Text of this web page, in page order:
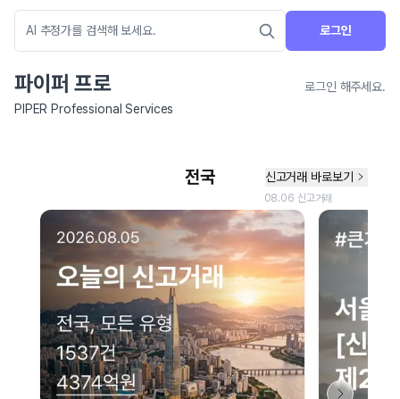
로그인
파이퍼 프로
로그인 해주세요.
PIPER Professional Services
네이버 지도 연결 안내
현재 네이버 지도 연결이 원활하지 않아 지도를 불러올 수 없습니다.